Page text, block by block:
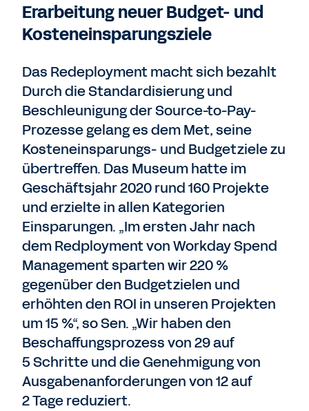
Erarbeitung neuer Budget- und
Kosteneinsparungsziele
Das Redeployment macht sich bezahlt
Durch die Standardisierung und
Beschleunigung der Source-to-Pay-
Prozesse gelang es dem Met, seine
Kosteneinsparungs- und Budgetziele zu
übertreffen. Das Museum hatte im
Geschäftsjahr 2020 rund 160 Projekte
und erzielte in allen Kategorien
Einsparungen. „Im ersten Jahr nach
dem Redployment von Workday Spend
Management sparten wir 220 %
gegenüber den Budgetzielen und
erhöhten den ROI in unseren Projekten
um 15 %“, so Sen. „Wir haben den
Beschaffungsprozess von 29 auf
5 Schritte und die Genehmigung von
Ausgabenanforderungen von 12 auf
2 Tage reduziert.